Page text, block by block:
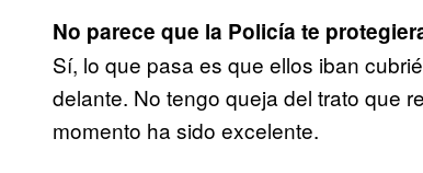
No parece que la Policía te
Sí, lo que pasa es que ellos iban
delante. No tengo queja del trato que
momento ha sido excelente.